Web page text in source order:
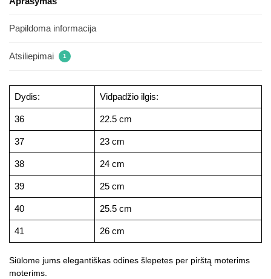
Papildoma informacija
Atsiliepimai 1
Dydis: Vidpadžio ilgis:
36 22.5 cm
37 23 cm
38 24 cm
39 25 cm
40 25.5 cm
41 26 cm
Siūlome jums elegantiškas odines šlepetes per pirštą moterims
moterims.